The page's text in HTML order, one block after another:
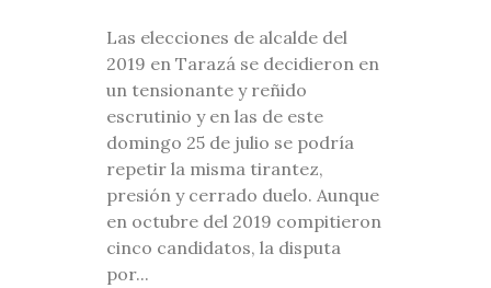
Las elecciones de alcalde del
2019 en Tarazá se decidieron en
un tensionante y reñido
escrutinio y en las de este
domingo 25 de julio se podría
repetir la misma tirantez,
presión y cerrado duelo. Aunque
en octubre del 2019 compitieron
cinco candidatos, la disputa
por...